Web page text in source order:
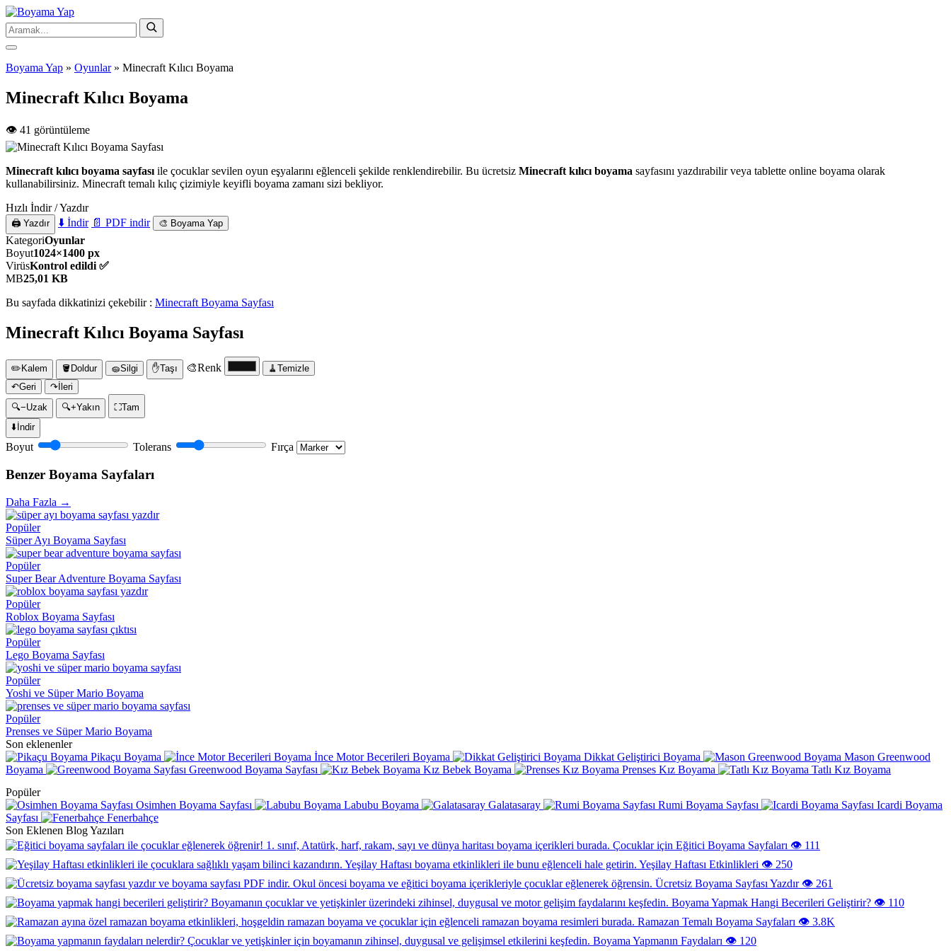
Boyama Yap » Oyunlar» Minecraft Kılıcı Boyama
Minecraft Kılıcı Boyama
👁️ 41 görüntüleme
Minecraft kılıcı boyama sayfası ile çocuklar sevilen oyun eşyalarını eğlenceli şekilde renklendirebilir. Bu ücretsiz Minecraft kılıcı boyama sayfasını yazdırabilir veya tablette online boyama olarak
kullanabilirsiniz. Minecraft temalı kılıç çizimiyle keyifli boyama zamanı sizi bekliyor.
Hızlı İndir / Yazdır
🖨️ Yazdır ⬇️ İndir 📄 PDF indir 🎨 Boyama Yap
KategoriOyunlar
Boyut1024×1400 px
VirüsKontrol edildi ✅
MB25,01 KB
Bu sayfada dikkatinizi çekebilir : Minecraft Boyama Sayfası
Minecraft Kılıcı Boyama Sayfası
✏️Kalem 🪣 Doldur 🧽Silgi ✋Taşı 🎨Renk 🧹 Temizle
↶Geri ↷İleri
🔍−Uzak 🔍+Yakın ⛶Tam
⬇️İndir
Boyut Tolerans Fırça
Benzer Boyama Sayfaları
Daha Fazla →
Popüler
Süper Ayı Boyama Sayfası
Popüler
Super Bear Adventure Boyama Sayfası
Popüler
Roblox Boyama Sayfası
Popüler
Lego Boyama Sayfası
Popüler
Yoshi ve Süper Mario Boyama
Popüler
Prenses ve Süper Mario Boyama
Son eklenenler
Pikaçu Boyama
İnce Motor Becerileri Boyama Dikkat Geliştirici Boyama
Mason Greenwood
Boyama
Greenwood Boyama Sayfası Kız Bebek Boyama Prenses Kız Boyama
Tatlı Kız Boyama
Popüler
Osimhen Boyama Sayfası
Labubu Boyama Galatasaray Rumi Boyama Sayfası
Icardi Boyama
Sayfası
Fenerbahçe
Son Eklenen Blog Yazıları
Çocuklar için Eğitici Boyama Sayfaları 👁️ 111
Yeşilay Haftası Etkinlikleri 👁️ 250
Ücretsiz Boyama Sayfası Yazdır 👁️ 261
Boyama Yapmak Hangi Becerileri Geliştirir? 👁️ 110
Ramazan Temalı Boyama Sayfaları 👁️ 3.8K
Boyama Yapmanın Faydaları 👁️ 120